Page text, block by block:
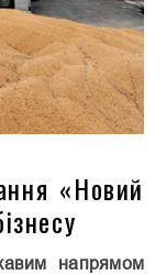
«Новий
напрямом